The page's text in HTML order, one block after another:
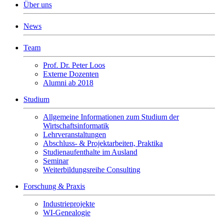
Über uns
News
Team
Prof. Dr. Peter Loos
Externe Dozenten
Alumni ab 2018
Studium
Allgemeine Informationen zum Studium der
Wirtschaftsinformatik
Lehrveranstaltungen
Abschluss- & Projektarbeiten, Praktika
Studienaufenthalte im Ausland
Seminar
Weiterbildungsreihe Consulting
Forschung & Praxis
Industrieprojekte
WI-Genealogie